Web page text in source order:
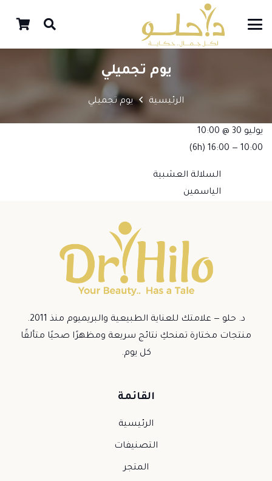
يوم تجميلي
الرئيسية يوم تجميلي
السلالة العشبية
الياسمين
يوليو 30 @ 10:00
10:00 — 16:00
(6h)
د. حلو — علامتك للعناية الطبيعية والبريميوم منذ 2011.
منتجات مختارة تمنحكِ نتائج سريعة ومظهرًا صحيًا متألقًا
كل يوم.
القائمة
الرئيسية
التصنيفات
المتجر